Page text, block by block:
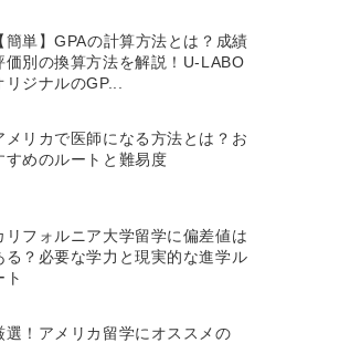
【簡単】GPAの計算方法とは？成績
価別の換算方法を解説！U-LABO
リジナルのGP...
メリカで医師になる方法とは？お
すめのルートと難易度
リフォルニア大学留学に偏差値は
る？必要な学力と現実的な進学ル
ト
選！アメリカ留学にオススメの